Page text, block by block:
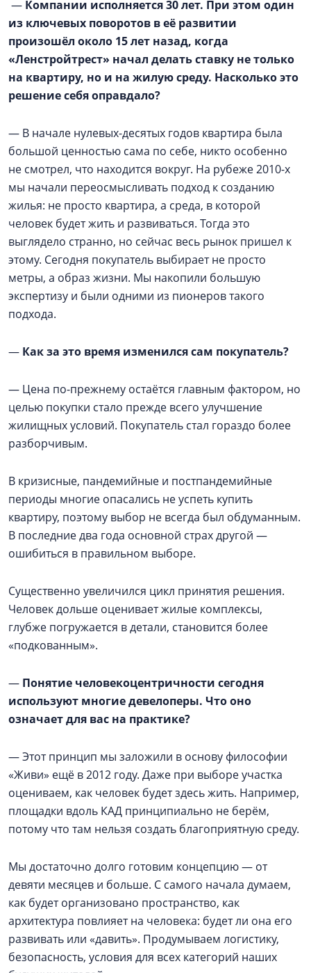
— Компании исполняется 30 лет. При этом один
из ключевых поворотов в её развитии
произошёл около 15 лет назад, когда
«Ленстройтрест» начал делать ставку не только
на квартиру, но и на жилую среду. Насколько это
решение себя оправдало?
— В начале нулевых-десятых годов квартира была
большой ценностью сама по себе, никто особенно
не смотрел, что находится вокруг. На рубеже 2010-х
мы начали переосмысливать подход к созданию
жилья: не просто квартира, а среда, в которой
человек будет жить и развиваться. Тогда это
выглядело странно, но сейчас весь рынок пришел к
этому. Сегодня покупатель выбирает не просто
метры, а образ жизни. Мы накопили большую
экспертизу и были одними из пионеров такого
подхода.
— Как за это время изменился сам покупатель?
— Цена по-прежнему остаётся главным фактором, но
целью покупки стало прежде всего улучшение
жилищных условий. Покупатель стал гораздо более
разборчивым.
В кризисные, пандемийные и постпандемийные
периоды многие опасались не успеть купить
квартиру, поэтому выбор не всегда был обдуманным.
В последние два года основной страх другой —
ошибиться в правильном выборе.
Существенно увеличился цикл принятия решения.
Человек дольше оценивает жилые комплексы,
глубже погружается в детали, становится более
«подкованным».
— Понятие человекоцентричности сегодня
используют многие девелоперы. Что оно
означает для вас на практике?
— Этот принцип мы заложили в основу философии
«Живи» ещё в 2012 году. Даже при выборе участка
оцениваем, как человек будет здесь жить. Например,
площадки вдоль КАД принципиально не берём,
потому что там нельзя создать благоприятную среду.
Мы достаточно долго готовим концепцию — от
девяти месяцев и больше. С самого начала думаем,
как будет организовано пространство, как
архитектура повлияет на человека: будет ли она его
развивать или «давить». Продумываем логистику,
безопасность, условия для всех категорий наших